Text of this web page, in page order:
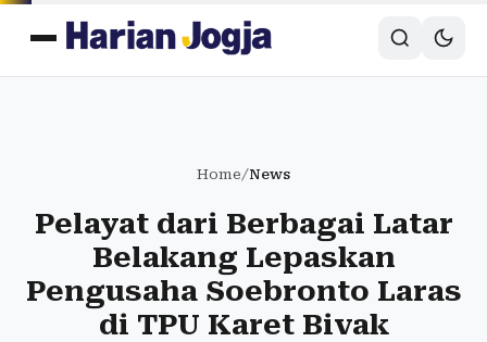
Home/News
Pelayat dari Berbagai Latar
Belakang Lepaskan
Pengusaha Soebronto Laras
di TPU Karet Bivak